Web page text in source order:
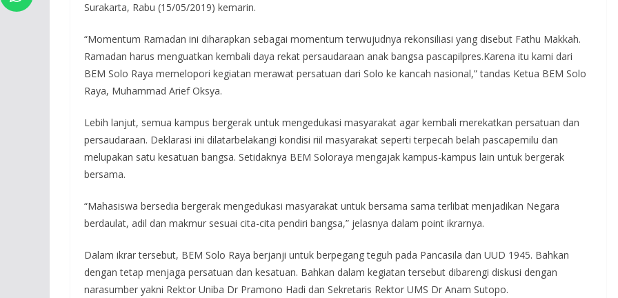
Surakarta, Rabu (15/05/2019) kemarin.
“Momentum Ramadan ini diharapkan sebagai momentum terwujudnya rekonsiliasi yang disebut Fathu Makkah.
Ramadan harus menguatkan kembali daya rekat persaudaraan anak bangsa pascapilpres.Karena itu kami dari
BEM Solo Raya memelopori kegiatan merawat persatuan dari Solo ke kancah nasional,” tandas Ketua BEM Solo
Raya, Muhammad Arief Oksya.
Lebih lanjut, semua kampus bergerak untuk mengedukasi masyarakat agar kembali merekatkan persatuan dan
persaudaraan. Deklarasi ini dilatarbelakangi kondisi riil masyarakat seperti terpecah belah pascapemilu dan
melupakan satu kesatuan bangsa. Setidaknya BEM Soloraya mengajak kampus-kampus lain untuk bergerak
bersama.
“Mahasiswa bersedia bergerak mengedukasi masyarakat untuk bersama sama terlibat menjadikan Negara
berdaulat, adil dan makmur sesuai cita-cita pendiri bangsa,” jelasnya dalam point ikrarnya.
Dalam ikrar tersebut, BEM Solo Raya berjanji untuk berpegang teguh pada Pancasila dan UUD 1945. Bahkan
dengan tetap menjaga persatuan dan kesatuan. Bahkan dalam kegiatan tersebut dibarengi diskusi dengan
narasumber yakni Rektor Uniba Dr Pramono Hadi dan Sekretaris Rektor UMS Dr Anam Sutopo.